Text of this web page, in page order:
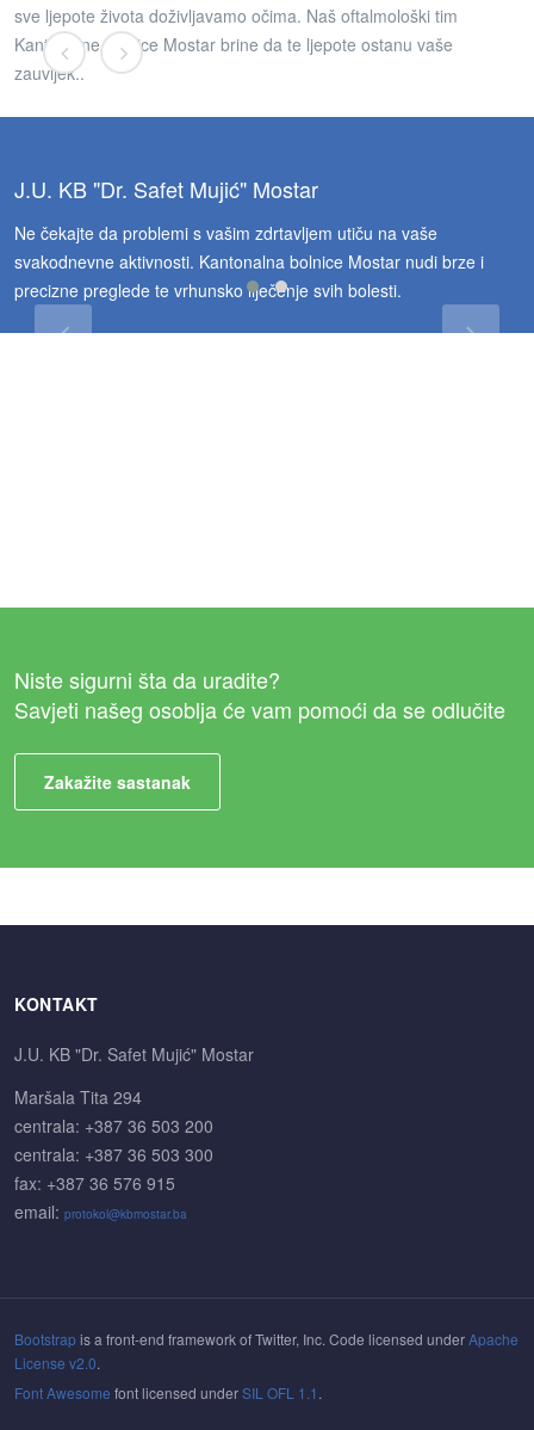
sve ljepote života doživljavamo očima. Naš oftalmološki tim
Kantonalne bolnice Mostar brine da te ljepote ostanu vaše
zauvijek..
J.U. KB "Dr. Safet Mujić" Mostar
Ne čekajte da problemi s vašim zdrtavljem utiču na vaše
svakodnevne aktivnosti. Kantonalna bolnice Mostar nudi brze i
precizne preglede te vrhunsko liječenje svih bolesti.
Niste sigurni šta da uradite?
Savjeti našeg osoblja će vam pomoći da se odlučite
Zakažite sastanak
KONTAKT
J.U. KB "Dr. Safet Mujić" Mostar
Maršala Tita 294
centrala: +387 36 503 200
centrala: +387 36 503 300
fax: +387 36 576 915
email: protokol@kbmostar.ba
Bootstrapis a front-end framework of Twitter, Inc. Code licensed underApache
License v2.0.
Font Awesome font licensed underSIL OFL 1.1 .